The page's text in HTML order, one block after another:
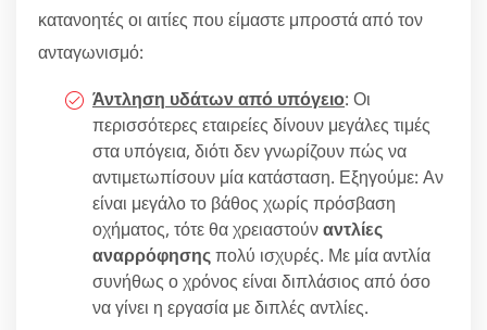
κατανοητές οι αιτίες που είμαστε μπροστά από τον
ανταγωνισμό:
Άντληση υδάτων από υπόγειο: Οι
περισσότερες εταιρείες δίνουν μεγάλες τιμές
στα υπόγεια, διότι δεν γνωρίζουν πώς να
αντιμετωπίσουν μία κατάσταση. Εξηγούμε: Αν
είναι μεγάλο το βάθος χωρίς πρόσβαση
οχήματος, τότε θα χρειαστούναντλίες
αναρρόφησηςπολύ ισχυρές. Με μία αντλία
συνήθως ο χρόνος είναι διπλάσιος από όσο
να γίνει η εργασία με διπλές αντλίες.